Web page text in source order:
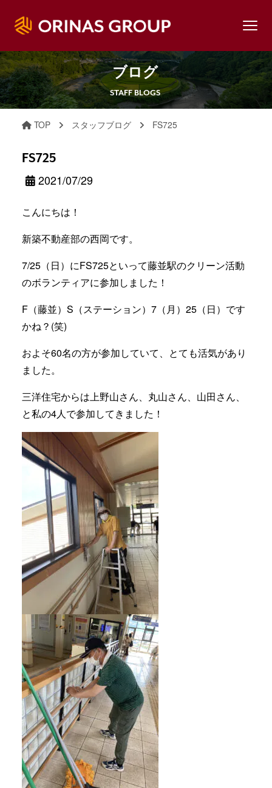
ブログ
STAFF BLOGS
TOP スタッフブログ FS725
FS725
2021/07/29
こんにちは！
新築不動産部の西岡です。
7/25（日）にFS725といって藤並駅のクリーン活動
のボランティアに参加しました！
F（藤並）S（ステーション）7（月）25（日）です
かね？(笑)
およそ60名の方が参加していて、とても活気があり
ました。
三洋住宅からは上野山さん、丸山さん、山田さん、
と私の4人で参加してきました！